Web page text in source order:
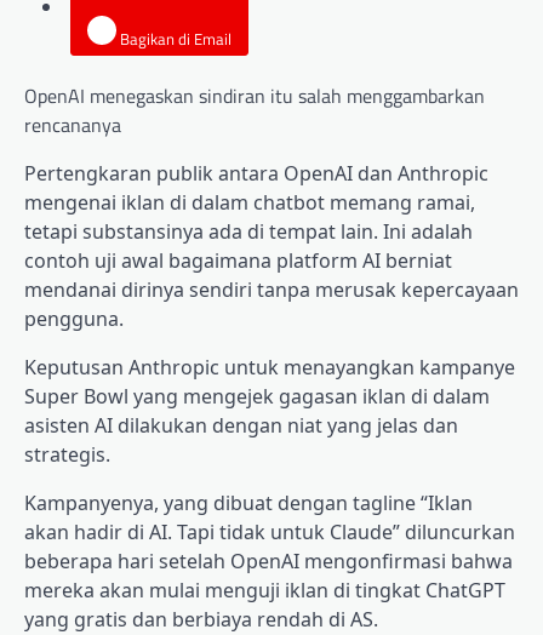
Bagikan di Email
OpenAI menegaskan sindiran itu salah menggambarkan
rencananya
Pertengkaran publik antara OpenAI dan Anthropic
mengenai iklan di dalam chatbot memang ramai,
tetapi substansinya ada di tempat lain. Ini adalah
contoh uji awal bagaimana platform AI berniat
mendanai dirinya sendiri tanpa merusak kepercayaan
pengguna.
Keputusan Anthropic untuk menayangkan kampanye
Super Bowl yang mengejek gagasan iklan di dalam
asisten AI dilakukan dengan niat yang jelas dan
strategis.
Kampanyenya, yang dibuat dengan tagline “Iklan
akan hadir di AI. Tapi tidak untuk Claude” diluncurkan
beberapa hari setelah OpenAI mengonfirmasi bahwa
mereka akan mulai menguji iklan di tingkat ChatGPT
yang gratis dan berbiaya rendah di AS.